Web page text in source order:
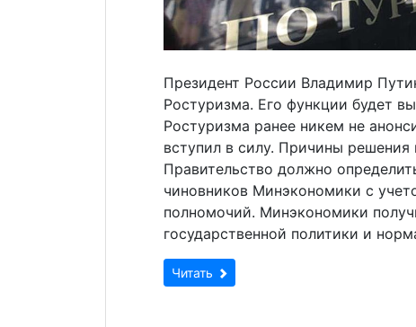
Президент России Владимир
Ростуризма. Его функции будет
Ростуризма ранее никем не
вступил в силу. Причины решения
Правительство должно
чиновников Минэкономики с
полномочий. Минэкономики
государственной политики и
Читать